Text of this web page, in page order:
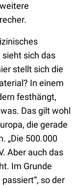
sich das
stellt sich die
In einem
festhängt,
Das gilt wohl
die gerade
„Die 500.000
Aber auch das
Im Grunde
so der